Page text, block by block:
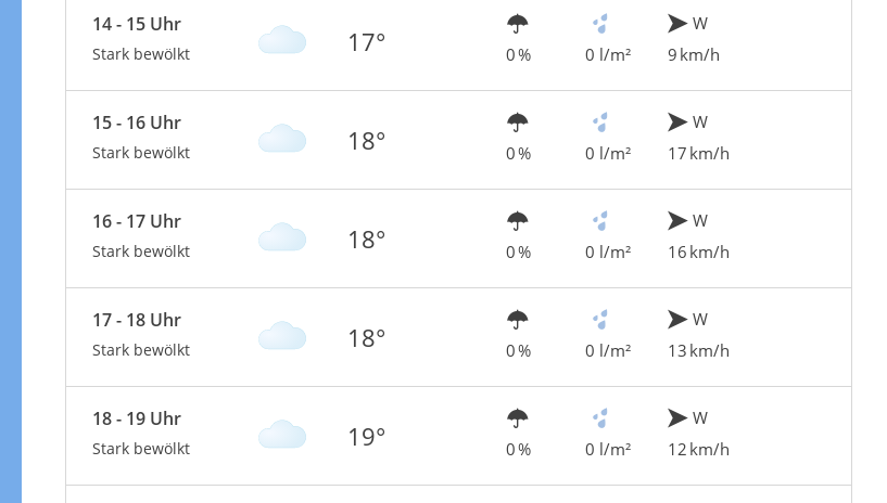
14 - 15 Uhr
Stark bewölkt 17° 0 % 0 l/m²
W
9 km/h
15 - 16 Uhr
Stark bewölkt 18° 0 % 0 l/m²
W
17 km/h
16 - 17 Uhr
Stark bewölkt 18° 0 % 0 l/m²
W
16 km/h
17 - 18 Uhr
Stark bewölkt 18° 0 % 0 l/m²
W
13 km/h
18 - 19 Uhr
Stark bewölkt 19° 0 % 0 l/m²
W
12 km/h